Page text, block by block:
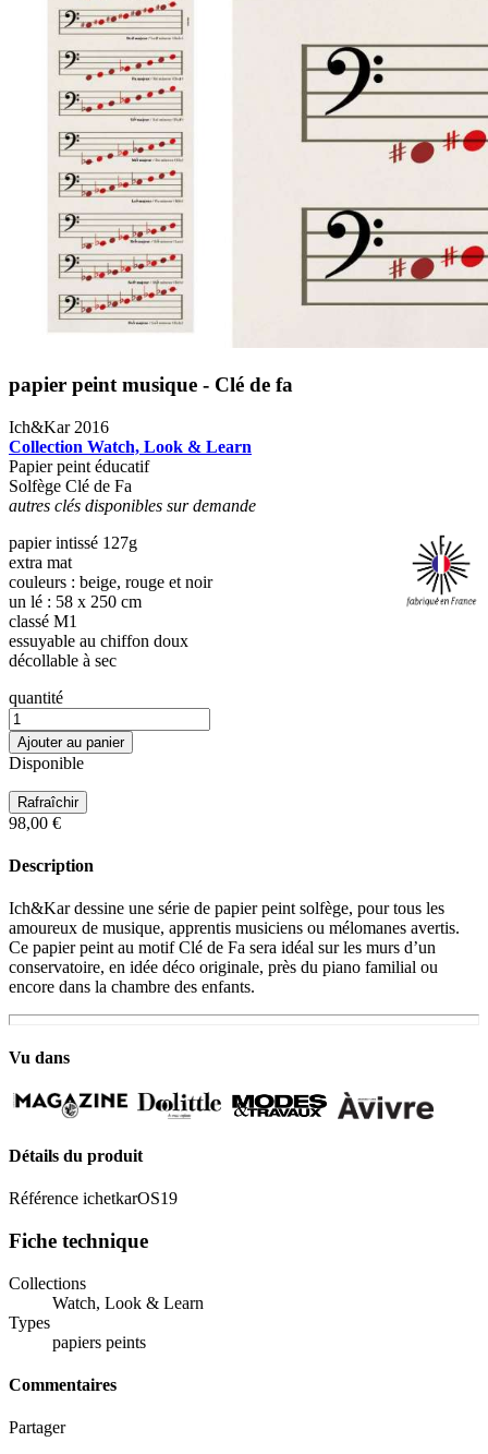
papier peint musique - Clé de fa
Ich&Kar 2016
Collection Watch, Look & Learn
Papier peint éducatif
Solfège Clé de Fa
autres clés disponibles sur demande
papier intissé 127g
extra mat
couleurs : beige, rouge et noir
un lé : 58 x 250 cm
classé M1
essuyable au chiffon doux
décollable à sec
quantité
Ajouter au panier
Disponible
98,00 €
Description
Ich&Kar dessine une série de papier peint solfège, pour tous les
amoureux de musique, apprentis musiciens ou mélomanes avertis.
Ce papier peint au motif Clé de Fa sera idéal sur les murs d’un
conservatoire, en idée déco originale, près du piano familial ou
encore dans la chambre des enfants.
Vu dans
Détails du produit
Référence ichetkarOS19
Fiche technique
Collections
Watch, Look & Learn
Types
papiers peints
Commentaires
Partager